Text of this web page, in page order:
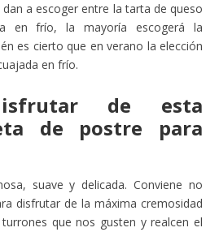
a escoger entre la tarta de queso
en frío, la mayoría escogerá la
es cierto que en verano la elección
en frío.
de esta
de postre para
suave y delicada. Conviene no
disfrutar de la máxima cremosidad
que nos gusten y realcen el